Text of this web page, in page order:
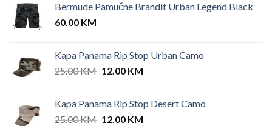
was:
is:
Bermude Pamučne Brandit Urban Legend Black
60.00 KM
Kapa Panama Rip Stop Urban Camo
25.00KM Original
25.00 KM.
12.00 KMCurrent
12.00 KM.
Kapa Panama Rip Stop Desert Camo
25.00KM Original
12.00 KMCurrent